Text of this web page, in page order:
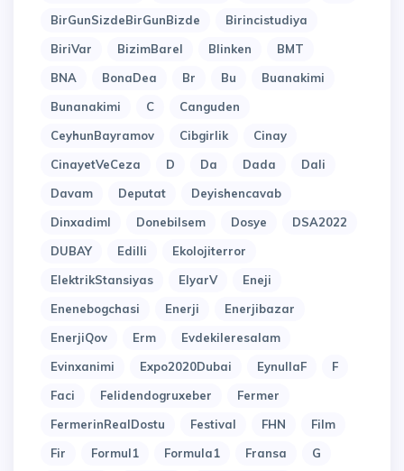
BirGunSizdeBirGunBizde
Birincistudiya
BiriVar
BizimBarel Blinken
BMT
BNA
BonaDea Br Bu
Buanakimi
Bunanakimi
C
Canguden
CeyhunBayramov
Cibgirlik
Cinay
CinayetVeCeza
D Da Dada
Dali
Davam
Deputat
Deyishencavab
Dinxadiml
Donebilsem Dosye
DSA2022
DUBAY
Edilli
Ekolojiterror
ElektrikStansiyas
ElyarV
Eneji
Enenebogchasi
Enerji
Enerjibazar
EnerjiQov
Erm
Evdekileresalam
Evinxanimi
Expo2020Dubai EynullaF
F
Faci
Felidendogruxeber
Fermer
FermerinRealDostu
Festival FHN
Film
Fir
Formul1 Formula1 Fransa
G